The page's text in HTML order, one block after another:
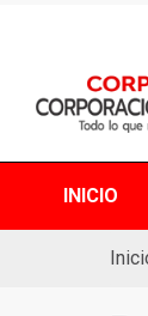
INICIO